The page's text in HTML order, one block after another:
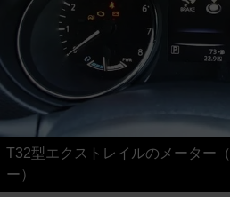
T32型エクストレイルのメーター
ー）